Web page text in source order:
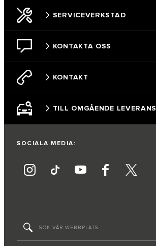
SERVICEVERKSTAD
KONTAKTA OSS
KONTAKT
TILL OMGÅENDE LEVERANS
SOCIALA MEDIA: